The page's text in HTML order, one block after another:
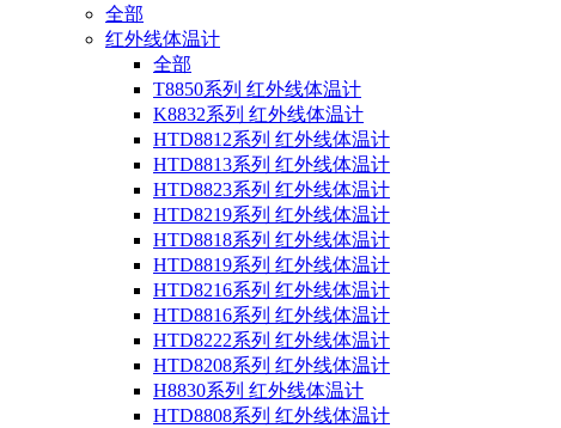
全部
红外线体温计
全部
T8850系列 红外线体温计
K8832系列 红外线体温计
HTD8812系列 红外线体温计
HTD8813系列 红外线体温计
HTD8823系列 红外线体温计
HTD8219系列 红外线体温计
HTD8818系列 红外线体温计
HTD8819系列 红外线体温计
HTD8216系列 红外线体温计
HTD8816系列 红外线体温计
HTD8222系列 红外线体温计
HTD8208系列 红外线体温计
H8830系列 红外线体温计
HTD8808系列 红外线体温计